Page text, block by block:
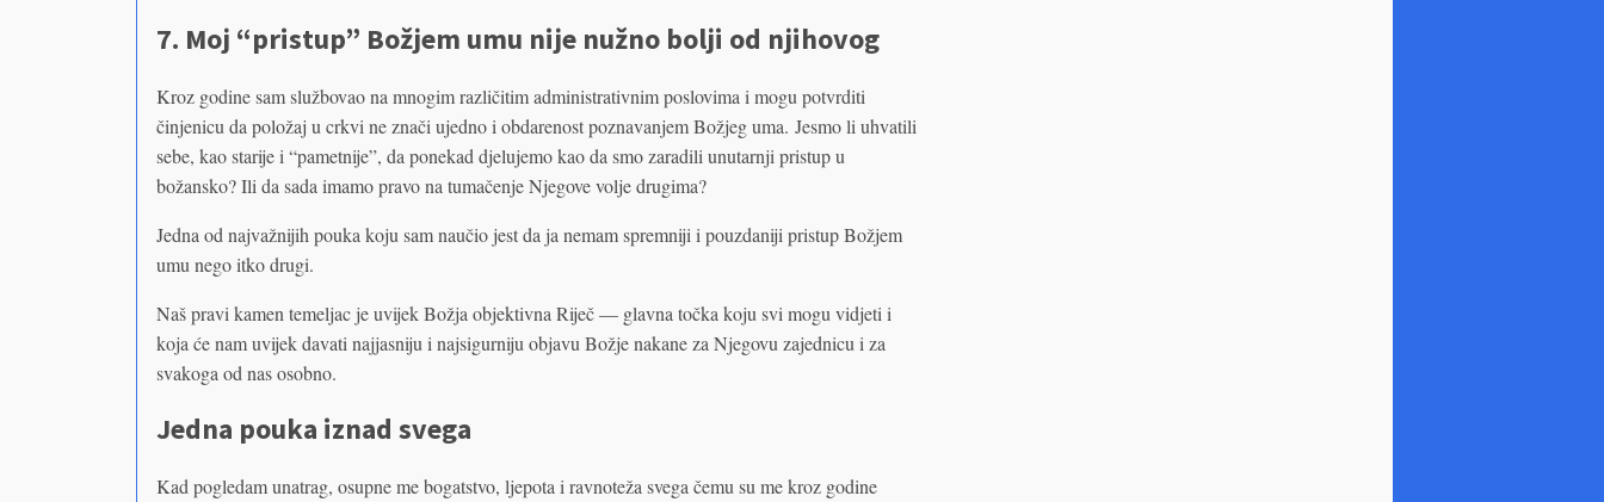
7. Moj “pristup” Božjem umu nije nužno bolji od njihovog
Kroz godine sam službovao na mnogim različitim administrativnim poslovima i mogu potvrditi
činjenicu da položaj u crkvi ne znači ujedno i obdarenost poznavanjem Božjeg uma. Jesmo li uhvatili
sebe, kao starije i “pametnije”, da ponekad djelujemo kao da smo zaradili unutarnji pristup u
božansko? Ili da sada imamo pravo na tumačenje Njegove volje drugima?
Jedna od najvažnijih pouka koju sam naučio jest da ja nemam spremniji i pouzdaniji pristup Božjem
umu nego itko drugi.
Naš pravi kamen temeljac je uvijek Božja objektivna Riječ — glavna točka koju svi mogu vidjeti i
koja će nam uvijek davati najjasniju i najsigurniju objavu Božje nakane za Njegovu zajednicu i za
svakoga od nas osobno.
Jedna pouka iznad svega
Kad pogledam unatrag, osupne me bogatstvo, ljepota i ravnoteža svega čemu su me kroz godine